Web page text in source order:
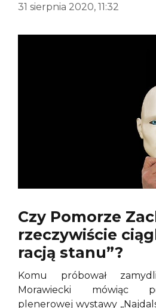
31 sierpnia 2020, 11:32
Czy Pomorze
rzeczywiście
racją stanu”?
Komu próbował
Morawiecki mówiąc
plenerowej wystawy